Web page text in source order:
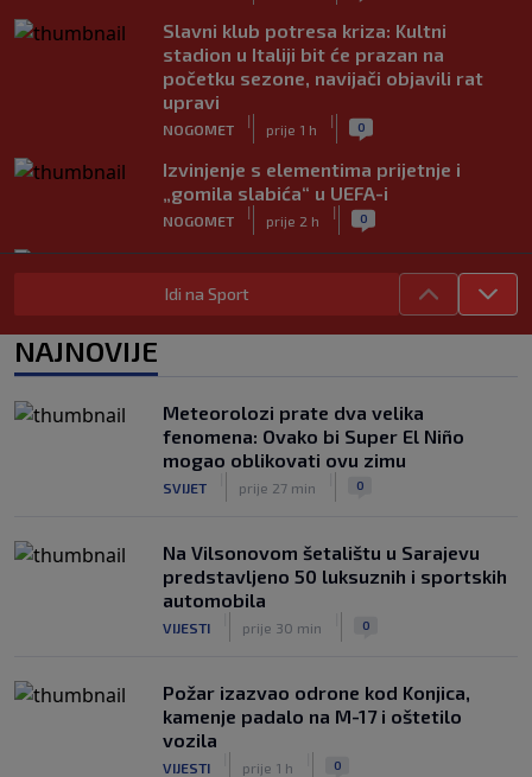
Slavni klub potresa kriza: Kultni
stadion u Italiji bit će prazan na
početku sezone, navijači objavili rat
upravi
NOGOMET
|
prije 1 h
| 0
Izvinjenje s elementima prijetnje i
„gomila slabića“ u UEFA-i
NOGOMET
|
prije 2 h
| 0
Ako ste na moru, mogli biste sresti
Rogera Federera
|
|
prije 3 h
| 0
FIFA još nije uplatila obećani novac
gradovima domaćinima Svjetskog
Idi na Sport
NAJNOVIJE
Meteorolozi prate dva velika
fenomena: Ovako bi Super El Niño
mogao oblikovati ovu zimu
SVIJET prije 27 min 0
Na Vilsonovom šetalištu u Sarajevu
predstavljeno 50 luksuznih i sportskih
automobila
VIJESTI prije 30 min 0
Požar izazvao odrone kod Konjica,
kamenje padalo na M-17 i oštetilo
vozila
VIJESTI prije 1 h 0